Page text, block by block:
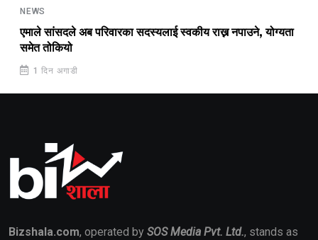
NEWS
एमाले सांसदले अब परिवारका सदस्यलाई स्वकीय राख्न नपाउने, योग्यता
समेत तोकियो
1 दिन अगाडी
Bizshala.com, operated by SOS Media Pvt. Ltd., stands as